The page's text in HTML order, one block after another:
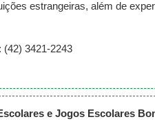
estrangeiras, além de
(42) 3421-2243
e Jogos Escolares